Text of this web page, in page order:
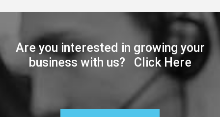
Are you interested in growing your
business with us? Click Here